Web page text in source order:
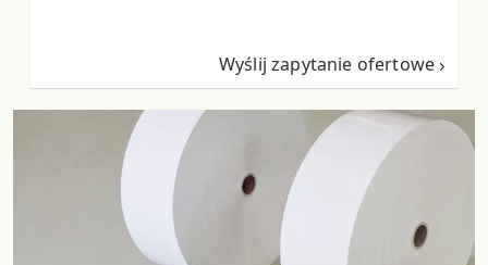
Wyślij zapytanie ofertowe